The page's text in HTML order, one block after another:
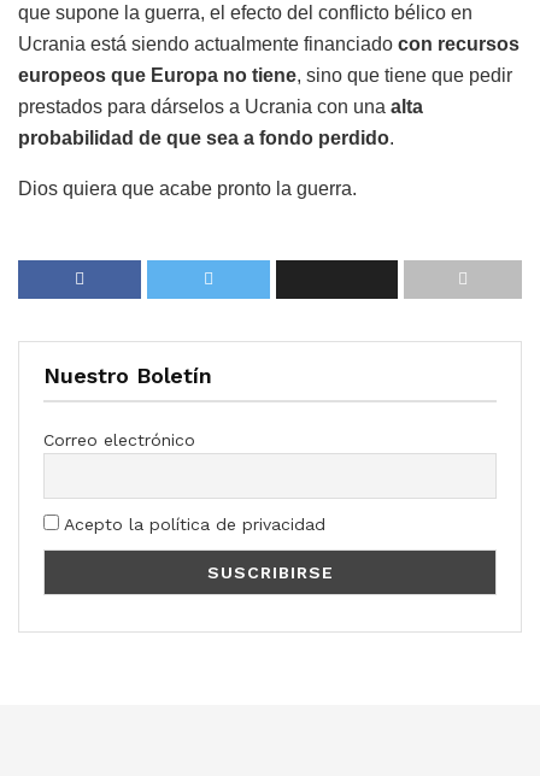
que supone la guerra, el efecto del conflicto bélico en
Ucrania está siendo actualmente financiado con recursos
europeos que Europa no tiene, sino que tiene que pedir
prestados para dárselos a Ucrania con una alta
probabilidad de que sea a fondo perdido.
Dios quiera que acabe pronto la guerra.
Nuestro Boletín
Correo electrónico
Acepto la política de privacidad